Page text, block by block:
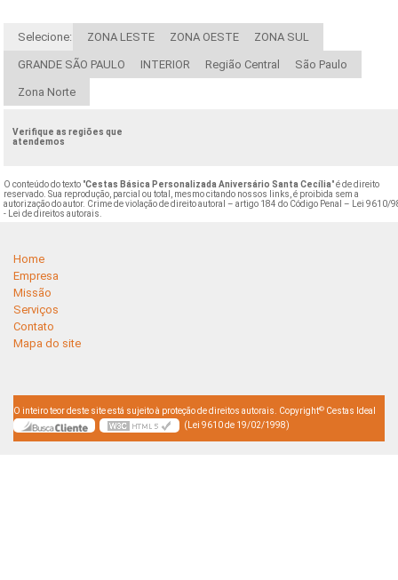
Selecione: ZONA LESTE ZONA OESTE ZONA SUL
GRANDE SÃO PAULO INTERIOR Região Central São Paulo
Zona Norte
Verifique as regiões que
atendemos
O conteúdo do texto "Cestas Básica Personalizada Aniversário Santa Cecília" é de direito
reservado. Sua reprodução, parcial ou total, mesmo citando nossos links, é proibida sem a
autorização do autor. Crime de violação de direito autoral – artigo 184 do Código Penal –
Lei 9610/
- Lei de direitos autorais
Home
Empresa
Missão
Serviços
Contato
Mapa do site
O inteiro teor deste site está sujeito à proteção de direitos autorais. Copyright© Cestas Ideal
(Lei 9610 de 19/02/1998)